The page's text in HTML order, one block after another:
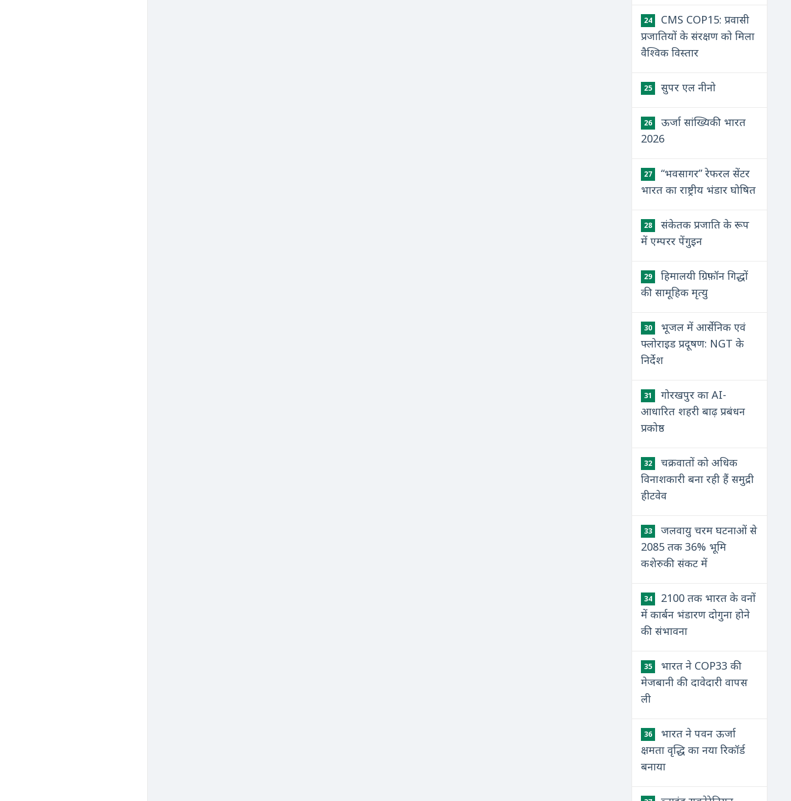
24
CMS COP15: प्रवासी
प्रजातियों के संरक्षण को मिला
वैश्विक विस्तार
25 सुपर एल नीनो
26
ऊर्जा सांख्यिकी भारत
2026
27
“भवसागर” रेफरल सेंटर
भारत का राष्ट्रीय भंडार घोषित
28
संकेतक प्रजाति के रूप
में एम्परर पेंगुइन
29
हिमालयी ग्रिफ़ॉन गिद्धों
की सामूहिक मृत्यु
30
भूजल में आर्सेनिक एवं
फ्लोराइड प्रदूषण: NGT के
निर्देश
31
गोरखपुर का AI-
आधारित शहरी बाढ़ प्रबंधन
प्रकोष्ठ
32
चक्रवातों को अधिक
विनाशकारी बना रही हैं समुद्री
हीटवेव
33
जलवायु चरम घटनाओं से
2085 तक 36% भूमि
कशेरुकी संकट में
34
2100 तक भारत के वनों
में कार्बन भंडारण दोगुना होने
की संभावना
35
भारत ने COP33 की
मेजबानी की दावेदारी वापस
ली
36
भारत ने पवन ऊर्जा
क्षमता वृद्धि का नया रिकॉर्ड
बनाया